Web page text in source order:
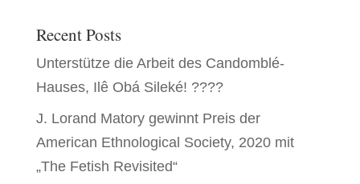
Recent Posts
Unterstütze die Arbeit des Candomblé-
Hauses, Ilê Obá Sileké! ????
J. Lorand Matory gewinnt Preis der
American Ethnological Society, 2020 mit
„The Fetish Revisited“